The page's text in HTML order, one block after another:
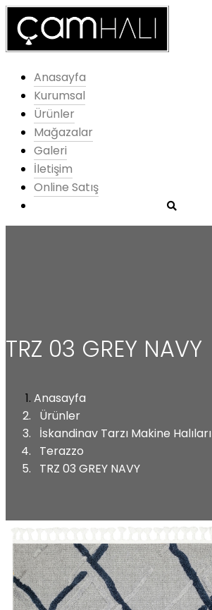
Anasayfa
Kurumsal
Ürünler
Mağazalar
Galeri
İletişim
Online Satış
TRZ 03 GREY NAVY
Anasayfa
Ürünler
İskandinav Tarzı Makine Halıları
Terazzo
TRZ 03 GREY NAVY